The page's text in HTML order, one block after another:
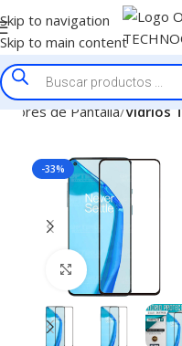
Skip to navigation
Skip to main content
de Pantalla Vidrios
-33%
Click to enlarge